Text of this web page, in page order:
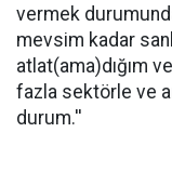
vermek
mevsim kadar
atlat(ama)dığım
fazla sektörle ve
durum.''